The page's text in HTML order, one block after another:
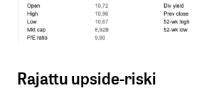
Rajattu upside-riski